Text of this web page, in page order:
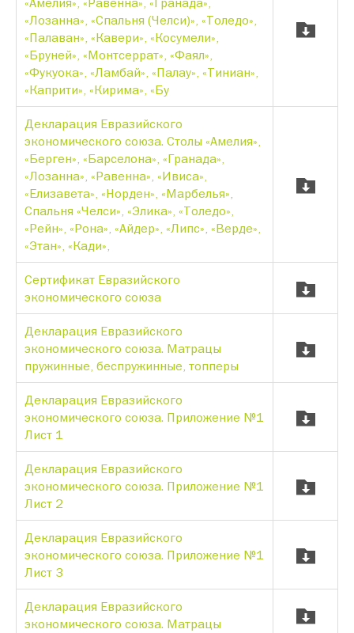
«Лозанна», «Спальня (Челси)», «Толедо»,
«Палаван», «Кавери», «Косумели»,
«Бруней», «Монтсеррат», «Фаял»,
«Фукуока», «Ламбай», «Палау», «Тиниан»,
«Каприти», «Кирима», «Бу
Декларация Евразийского
экономического союза. Столы «Амелия»,
«Берген», «Барселона», «Гранада»,
«Лозанна», «Равенна», «Ивиса»,
«Елизавета», «Норден», «Марбелья»,
Спальня «Челси», «Элика», «Толедо»,
«Рейн», «Рона», «Айдер», «Липс», «Верде»,
«Этан», «Кади»,
Сертификат Евразийского
экономического союза
Декларация Евразийского
экономического союза. Матрацы
пружинные, беспружинные, топперы
Декларация Евразийского
экономического союза. Приложение №1
Лист 1
Декларация Евразийского
экономического союза. Приложение №1
Лист 2
Декларация Евразийского
экономического союза. Приложение №1
Лист 3
Декларация Евразийского
экономического союза. Матрацы